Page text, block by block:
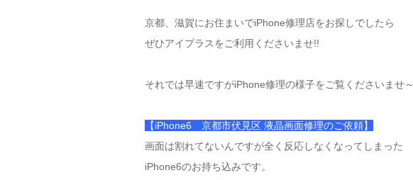
京都、滋賀にお住まいでiPhone修理店をお探しでしたら
ぜひアイプラスをご利用くださいませ!!
それでは早速ですがiPhone修理の様子をご覧くださいませ～
【iPhone6 京都市伏見区 液晶画面修理のご依頼】
画面は割れてないんですが全く反応しなくなってしまった
iPhone6のお持ち込みです。